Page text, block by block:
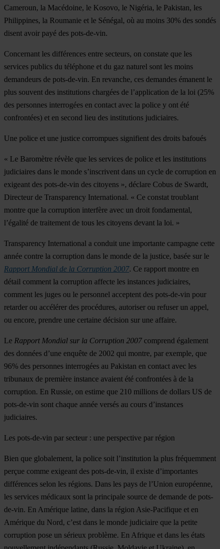
Cameroun, la Macédoine, le Kosovo, le Nigéria, le Pakistan, les
Philippines, la Roumanie et le Sénégal, où au moins 30% des sondés
disent avoir payé des pots-de-vin.
Concernant les différences entre secteurs, on constate que les
services publics du téléphone et du gaz naturel sont les moins
demandeurs de pots-de-vin. En revanche, ces demandes émanent le
plus souvent des institutions chargées de l’application de la loi (25%
des personnes interrogées en contact avec la police y ont été
confrontées) et en second lieu des institutions judiciaires.
Une police et une justice corrompues signifient des droits bafoués
« Le Baromètre révèle que les services de police et les institutions
judiciaires dans le monde s’inscrivent dans un cycle de corruption en
exigeant des pots-de-vin des citoyens », déclare Cobus de Swardt,
Directeur de Transparency International. « Ce constat troublant
montre que la corruption interfère avec un droit fondamental,
l’égalité de traitement de tous les citoyens devant la loi. »
Transparency International a conduit une importante campagne cette
année contre la corruption dans le monde de la justice, basée sur le
Rapport Mondial de la Corruption 2007. Ce rapport montre en
détail comment la corruption affecte les instances judiciaires,
comment les juges ou le personnel acceptent des pots-de-vin pour
retarder ou accélérer des procédures, autoriser ou refuser un appel,
ou encore, prendre une certaine décision sur une affaire.
Le Rapport Mondial sur la Corruption 2007comprend également
des données d’une enquête de 2002 qui montre, par exemple, que
96% des personnes interrogées au Pakistan en contact avec les
tribunaux de première instance avaient été confrontées à de la
corruption. En Russie, on estime que 210 millions de dollars US de
pots-de-vin sont chaque année versés au cours d’instances
judiciaires.
Les pots-de-vin par secteur : une perspective par région
Bien que globalement, la police soit l’institution la plus fréquemment
perçue comme exigeant des pots-de-vin, il existe d’importantes
différences selon les régions. Dans les pays de l’Union européenne,
les services médicaux sont la principale source de demande de pots-
de-vin. En Amérique latine, dans la région Asie-Pacifique et en
Amérique du Nord, c’est dans le monde judiciaire que la petite
corruption pose un sérieux problème. En Afrique et dans les états